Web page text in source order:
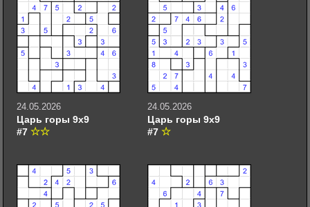
24.05.2026
Царь горы 9х9
#7
24.05.2026
Царь горы 9х9
#7